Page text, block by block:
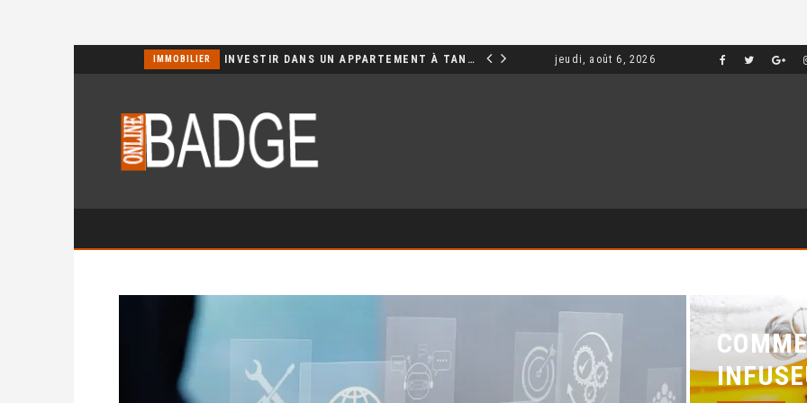
IMMOBILIER INVESTIR DANS UN APPARTEMENT À TANGER : OPPORTUNITÉS ET POINTS ESSENTIELS À CONNAÎTRE MARKETINGjeudi, août 6, 2026